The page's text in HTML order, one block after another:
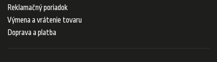
Reklamačný poriadok
Výmena a vrátenie tovaru
Doprava a platba